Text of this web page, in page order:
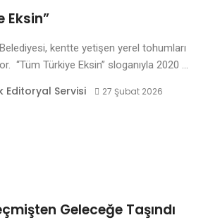
Eksin”
kentte yetişen yerel tohumları
“Tüm Türkiye Eksin” sloganıyla 2020 ...
Editoryal Servisi 27 Şubat 2026
Geleceğe Taşındı